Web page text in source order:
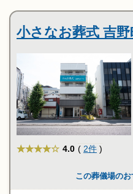
小さなお葬式 吉
★★★★ 4.0 ( 2件 )
この葬儀場の